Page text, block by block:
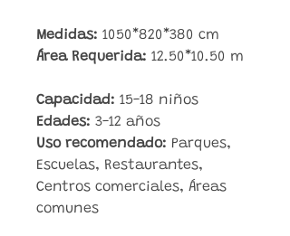
Medidas: 1050*820*380 cm
Área Requerida: 12.50*10.50 m
Capacidad: 15-18 niños
Edades: 3-12 años
Uso recomendado: Parques,
Escuelas, Restaurantes,
Centros comerciales, Áreas
comunes